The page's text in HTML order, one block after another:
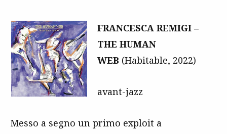
FRANCESCA REMIGI –
THE HUMAN
WEB (Habitable, 2022)
avant-jazz
Messo a segno un primo exploit a